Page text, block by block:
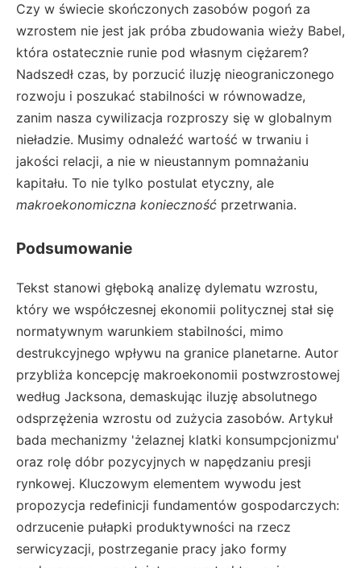
Czy w świecie skończonych zasobów pogoń za
wzrostem nie jest jak próba zbudowania wieży Babel,
która ostatecznie runie pod własnym ciężarem?
Nadszedł czas, by porzucić iluzję nieograniczonego
rozwoju i poszukać stabilności w równowadze,
zanim nasza cywilizacja rozproszy się w globalnym
nieładzie. Musimy odnaleźć wartość w trwaniu i
jakości relacji, a nie w nieustannym pomnażaniu
kapitału. To nie tylko postulat etyczny, ale
makroekonomiczna konieczność przetrwania.
Podsumowanie
Tekst stanowi głęboką analizę dylematu wzrostu,
który we współczesnej ekonomii politycznej stał się
normatywnym warunkiem stabilności, mimo
destrukcyjnego wpływu na granice planetarne. Autor
przybliża koncepcję makroekonomii postwzrostowej
według Jacksona, demaskując iluzję absolutnego
odsprzężenia wzrostu od zużycia zasobów. Artykuł
bada mechanizmy 'żelaznej klatki konsumpcjonizmu'
oraz rolę dóbr pozycyjnych w napędzaniu presji
rynkowej. Kluczowym elementem wywodu jest
propozycja redefinicji fundamentów gospodarczych:
odrzucenie pułapki produktywności na rzecz
serwicyzacji, postrzeganie pracy jako formy